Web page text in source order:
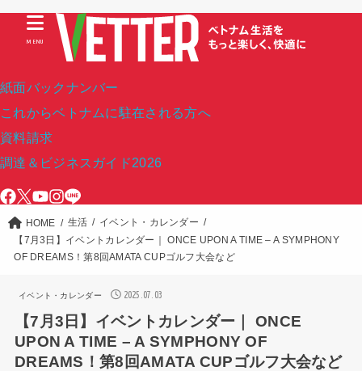
紙面バックナンバー
これからベトナムに駐在される方へ
資料請求
調達＆ビジネスガイド2026
MENU
HOME 生活
イベント・カレンダー
【7月3日】イベントカレンダー｜ ONCE UPON A TIME – A SYMPHONY
OF DREAMS！第8回AMATA CUPゴルフ大会など
イベント・カレンダー 2025.07.03
【7月3日】イベントカレンダー｜ ONCE
UPON A TIME – A SYMPHONY OF
DREAMS！第8回AMATA CUPゴルフ大会など